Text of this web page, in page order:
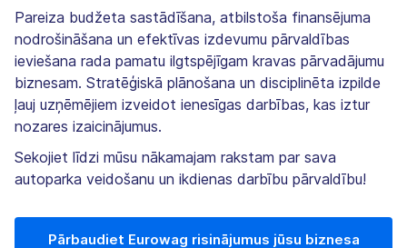
Pareiza budžeta sastādīšana, atbilstoša finansējuma
nodrošināšana un efektīvas izdevumu pārvaldības
ieviešana rada pamatu ilgtspējīgam kravas pārvadājumu
biznesam. Stratēģiskā plānošana un disciplinēta izpilde
ļauj uzņēmējiem izveidot ienesīgas darbības, kas iztur
nozares izaicinājumus.
Sekojiet līdzi mūsu nākamajam rakstam par sava
autoparka veidošanu un ikdienas darbību pārvaldību!
Pārbaudiet Eurowag risinājumus jūsu biznesa